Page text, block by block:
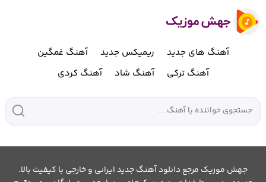
آهنگ های جدید ریمیکس جدید
آهنگ غمگین
آهنگ ترکی
آهنگ شاد آهنگ کردی
جهش موزیک مرجع دانلود آهنگ جدید ایرانی و خارجی با کیفیت بالا.